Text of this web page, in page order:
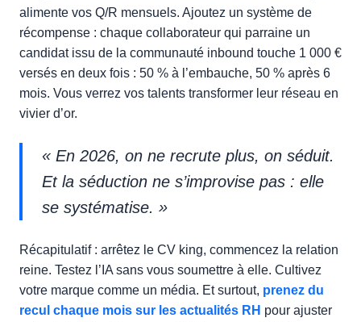
alimente vos Q/R mensuels. Ajoutez un système de
récompense : chaque collaborateur qui parraine un
candidat issu de la communauté inbound touche 1 000 €
versés en deux fois : 50 % à l’embauche, 50 % après 6
mois. Vous verrez vos talents transformer leur réseau en
vivier d’or.
« En 2026, on ne recrute plus, on séduit.
Et la séduction ne s’improvise pas : elle
se systématise. »
Récapitulatif : arrêtez le CV king, commencez la relation
reine. Testez l’IA sans vous soumettre à elle. Cultivez
votre marque comme un média. Et surtout, prenez du
recul chaque mois sur les actualités RH pour ajuster